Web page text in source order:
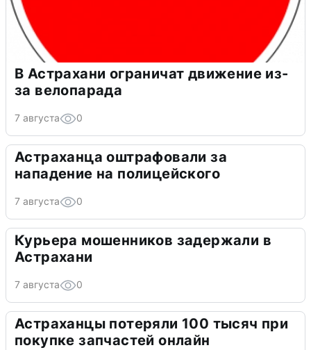
В Астрахани ограничат движение из-
за велопарада
7 августа 0
Астраханца оштрафовали за
нападение на полицейского
7 августа 0
Курьера мошенников задержали в
Астрахани
7 августа 0
Астраханцы потеряли 100 тысяч при
покупке запчастей онлайн